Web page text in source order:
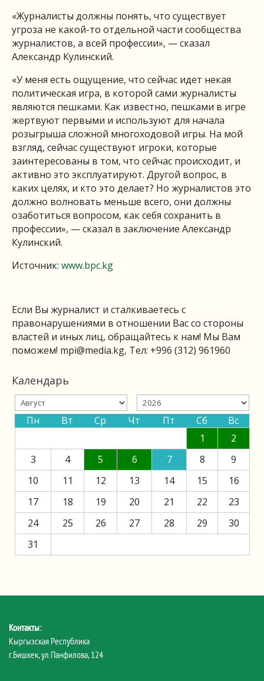
«Журналисты должны понять, что существует
угроза не какой-то отдельной части сообщества
журналистов, а всей профессии», — сказал
Александр Кулинский.
«У меня есть ощущение, что сейчас идет некая
политическая игра, в которой сами журналисты
являются пешками. Как известно, пешками в игре
жертвуют первыми и используют для начала
розыгрыша сложной многоходовой игры. На мой
взгляд, сейчас существуют игроки, которые
заинтересованы в том, что сейчас происходит, и
активно это эксплуатируют. Другой вопрос, в
каких целях, и кто это делает? Но журналистов это
должно волновать меньше всего, они должны
озаботиться вопросом, как себя сохранить в
профессии», — сказал в заключение Александр
Кулинский.
Источник: www.bpc.kg
Если Вы журналист и сталкиваетесь с
правонарушениями в отношении Вас со стороны
властей и иных лиц, обращайтесь к нам! Мы Вам
поможем! mpi@media.kg, Тел: +996 (312) 961960
Календарь
Пн Вт Ср Чт Пт Сб
Вс
1
2
3
4 5 6 7 8
9
10
11 12 13 14 15
16
17
18 19 20 21 22
23
24
25 26 27 28 29
30
31
Контакты:
Кыргызская Республика
г.Бишкек, ул.Панфилова, 124